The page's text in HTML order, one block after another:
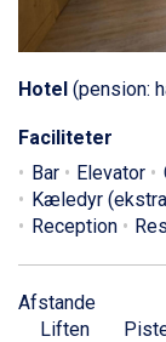
Hotel (pension:
Faciliteter
Bar
Elevator
Kæledyr
Reception
Afstande
Liften